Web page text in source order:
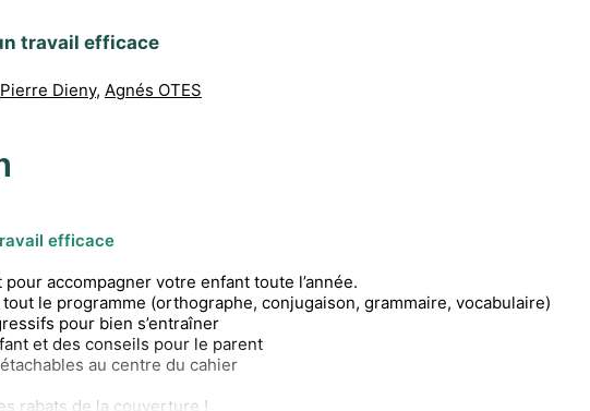
travail efficace
Pierre Dieny, Agnés OTES
efficace
pour accompagner votre enfant toute l’année.
le programme (orthographe, conjugaison, grammaire, vocabulaire)
pour bien s’entraîner
et des conseils pour le parent
au centre du cahier
rabats de la couverture !